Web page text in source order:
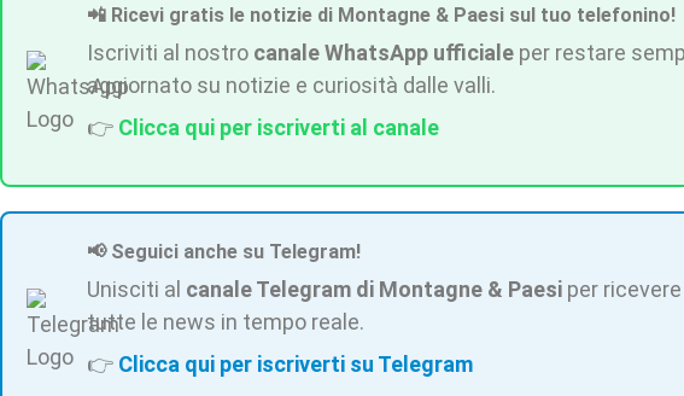
📲 Ricevi gratis le notizie di Montagne & Paesi sul tuo telefonino!
Iscriviti al nostro canale WhatsApp ufficiale per restare
aggiornato su notizie e curiosità dalle valli.
👉 Clicca qui per iscriverti al canale
📢 Seguici anche su Telegram!
Unisciti al canale Telegram di Montagne & Paesi per ricevere
tutte le news in tempo reale.
👉 Clicca qui per iscriverti su Telegram